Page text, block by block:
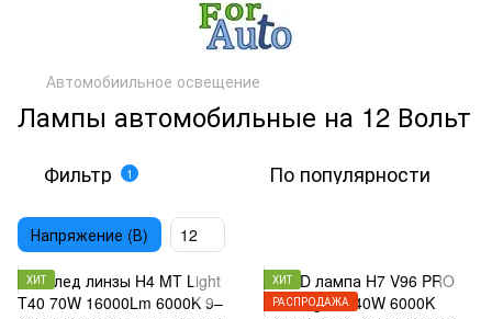
Автомобиильное освещение
Лампы автомобильные на 12 Вольт
Фильтр 1 По популярности
Напряжение (В) 12
ХИТ
ХИТ
РАСПРОДАЖА